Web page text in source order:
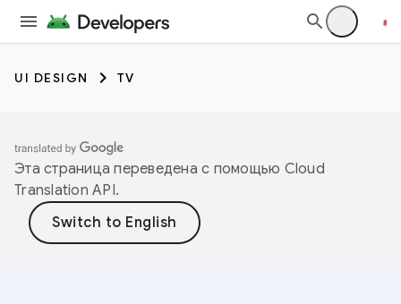
UI DESIGN TV
Эта страница переведена с помощью Cloud
Translation API.